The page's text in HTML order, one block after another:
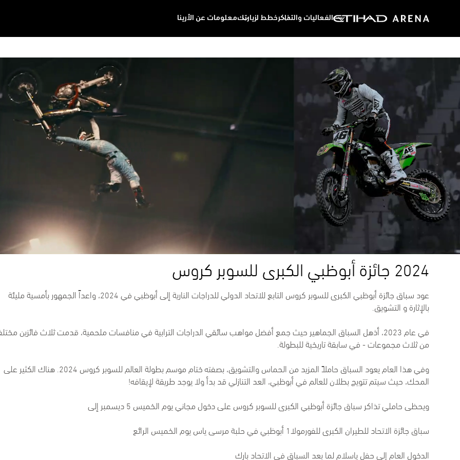
الفعاليات والتذاكر خطط لزيارتكمعلومات عن الأرينا
2024 جائزة أبوظبي الكبرى للسوبر كروس
عود سباق جائزة أبوظبي الكبرى للسوبر كروس التابع للاتحاد الدولي للدراجات النارية إلى أبوظبي في 2024، واعداً الجمهور بأمسية مليئة
بالإثارة و التشويق.
في عام 2023، أذهل السباق الجماهير حيث جمع أفضل مواهب سائقي الدراجات الترابية في منافسات ملحمية، قدمت ثلاث فائزين
من ثلاث مجموعات - في سابقة تاريخية للبطولة.
وفي هذا العام يعود السباق حاملاً المزيد من الحماس والتشويق، بصفته ختام موسم بطولة العالم للسوبر كروس 2024. هناك الكثير على
المحك، حيث سيتم تتويج بطلان للعالم في أبوظبي، العد التنازلي قد بدأ ولا يوجد طريقة لإيقافه!
ويحظى حاملي تذاكر سباق جائزة أبوظبي الكبرى للسوبر كروس على دخول مجاني يوم الخميس 5 ديسمبر إلى
سباق جائزة الاتحاد للطيران الكبرى للفورمولا1 أبوظبي في حلبة مرسى ياس يوم الخميس الرائع
الدخول العام إلى حفل ياسلام لما بعد السباق في الاتحاد بارك